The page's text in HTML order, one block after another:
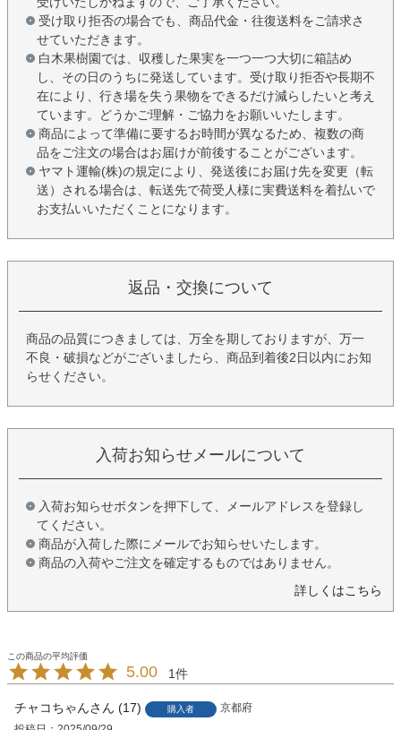
受け取り拒否の場合でも、商品代金・往復送料をご請求さ
せていただきます。
白木果樹園では、収穫した果実を一つ一つ大切に箱詰め
し、その日のうちに発送しています。受け取り拒否や長期不
在により、行き場を失う果物をできるだけ減らしたいと考え
ています。どうかご理解・ご協力をお願いいたします。
商品によって準備に要するお時間が異なるため、複数の商
品をご注文の場合はお届けが前後することがございます。
ヤマト運輸(株)の規定により、発送後にお届け先を変更（転
送）される場合は、転送先で荷受人様に実費送料を着払いで
お支払いいただくことになります。
返品・交換について
商品の品質につきましては、万全を期しておりますが、万一
不良・破損などがございましたら、商品到着後2日以内にお知
らせください。
入荷お知らせメールについて
入荷お知らせボタンを押下して、メールアドレスを登録し
てください。
商品が入荷した際にメールでお知らせいたします。
商品の入荷やご注文を確定するものではありません。
詳しくはこちら
5.00 1
チャコちゃん 17 購入者
京都府